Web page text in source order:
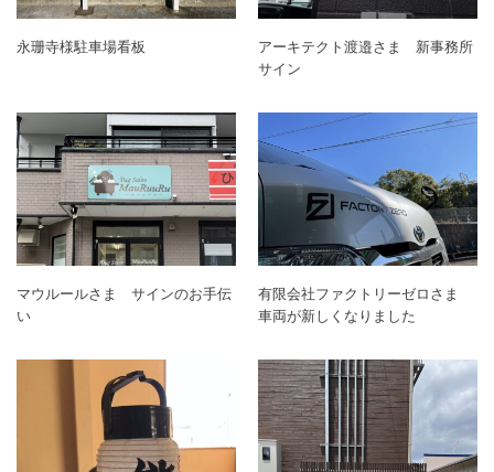
永珊寺様駐車場看板
アーキテクト渡邉さま 新事務所
サイン
マウルールさま サインのお手伝
い
有限会社ファクトリーゼロさま
車両が新しくなりました